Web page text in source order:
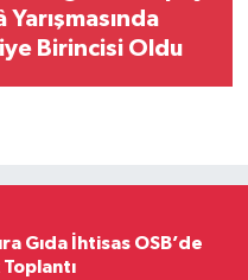
Yarışmasında
Birincisi Oldu
Gıda İhtisas OSB’de